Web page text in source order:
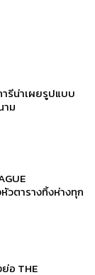
ารีน่าเผยรูปแบบ
าม
วตารางทิ้งห่างทุก
อ THE